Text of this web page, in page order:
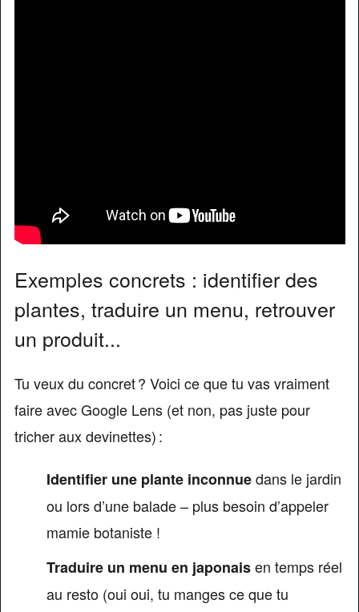
Exemples concrets : identifier des
plantes, traduire un menu, retrouver
un produit...
Tu veux du concret ? Voici ce que tu vas vraiment
faire avec Google Lens (et non, pas juste pour
tricher aux devinettes) :
Identifier une plante inconnuedans le jardin
ou lors d’une balade – plus besoin d’appeler
mamie botaniste !
Traduire un menu en japonaisen temps réel
au resto (oui oui, tu manges ce que tu